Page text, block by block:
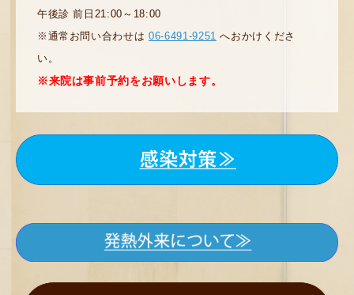
午後診 前日21:00～18:00
※通常お問い合わせは06-6491-9251 へおかけくださ
い。
※来院は事前予約をお願いします。